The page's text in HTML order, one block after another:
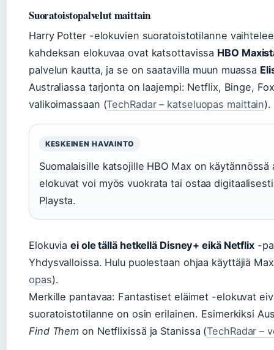
Suoratoistopalvelut maittain
Harry Potter -elokuvien suoratoistotilanne
kahdeksan elokuvaa ovat katsottavissa HBO
palvelun kautta, ja se on saatavilla muun muassa
Australiassa tarjonta on laajempi: Netflix, Binge,
valikoimassaan (TechRadar – katseluopas maittain).
KESKEINEN HAVAINTO
Suomalaisille katsojille HBO Max on
elokuvat voi myös vuokrata tai ostaa
Playsta.
Elokuviaei ole tällä hetkellä Disney+ eikä Netflix-
Yhdysvalloissa. Hulu puolestaan ohjaa käyttäjiä
opas).
Merkille pantavaa: Fantastiset eläimet -elokuvat
suoratoistotilanne on osin erilainen. Esimerkiksi
Find Them on Netflixissä ja Stanissa (TechRadar –